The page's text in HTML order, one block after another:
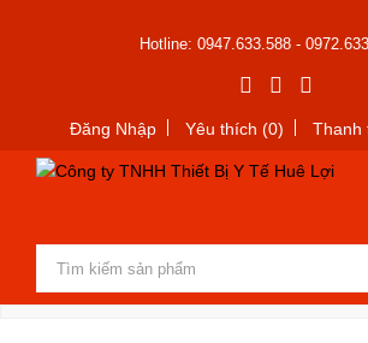
Hotline: 0947.633.588 -
Đăng Nhập Yêu thích (0) Thanh